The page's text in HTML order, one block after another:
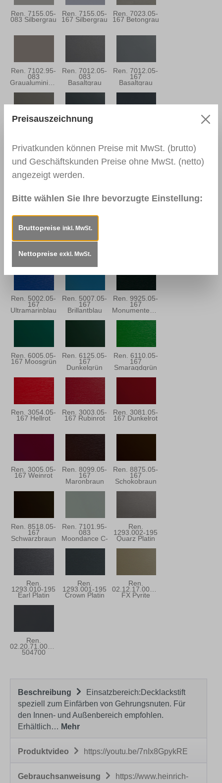
Ren. 7155.05-
083 Silbergrau
Ren. 7155.05-
167 Silbergrau
Ren. 7023.05-
167 Betongrau
Ren. 7102.95-
083
Ren. 7012.05-
083
Basaltgrau
Ren. 7012.05-
167
Basaltgrau
Schwarzgrau Monumentblau Schiefergrau
Ren. 5150.05- Ren. 5013.05-
Dunkelblau
Ren. 5002.05-
167
Ultramarinblau
Ren. 5007.05-
167
Brillantblau
Ren. 9925.05-
167
Ren. 6005.05-
167 Moosgrün
Ren. 6125.05-
167
Dunkelgrün
Ren. 6110.05-
167
Smaragdgrün
Ren. 3054.05-
167 Hellrot
Ren. 3003.05-
167 Rubinrot
Ren. 3081.05-
167 Dunkelrot
Ren. 3005.05-
167 Weinrot
Ren. 8099.05-
167
Maronbraun
Ren. 8875.05-
167
Schokobraun
Ren. 8518.05-
167
Schwarzbraun
Ren. 7101.95-
083
Moondance C-
Ren.
1293.002-195
Quarz Platin
Ren.
1293.010-195
Earl Platin
Ren.
1293.001-195
Crown Platin
Ren.
02.12.17.000001
FX Pyrite
Ren.
02.20.71.000001-
504700
Beschreibung
Einsatzbereich:Decklackstift
speziell zum Einfärben von Gehrungsnuten. Für
den Innen- und Außenbereich empfohlen.
Erhältlich… Mehr
Produktvideo https://youtu.be/7nIx8GpykRE
Gebrauchsanweisung
https://www.heinrich-
Preisauszeichnung
Privatkunden können Preise mit MwSt. (brutto)
und Geschäftskunden Preise ohne MwSt. (netto)
angezeigt werden.
Bitte wählen Sie Ihre bevorzugte Einstellung:
Bruttopreise inkl. MwSt.
Nettopreise exkl. MwSt.